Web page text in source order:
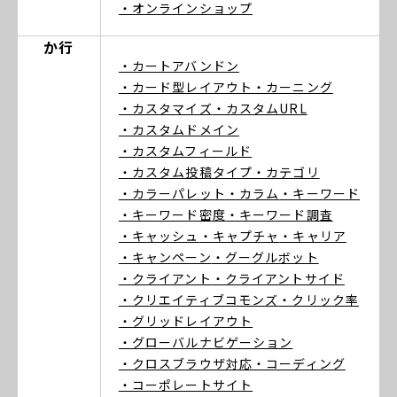
・オンラインショップ
か行
・カートアバンドン
・カード型レイアウト ・カーニング
・カスタマイズ ・カスタムURL
・カスタムドメイン
・カスタムフィールド
・カスタム投稿タイプ ・カテゴリ
・カラーパレット ・カラム ・キーワード
・キーワード密度 ・キーワード調査
・キャッシュ ・キャプチャ ・キャリア
・キャンペーン ・グーグルボット
・クライアント ・クライアントサイド
・クリエイティブコモンズ ・クリック率
・グリッドレイアウト
・グローバルナビゲーション
・クロスブラウザ対応 ・コーディング
・コーポレートサイト